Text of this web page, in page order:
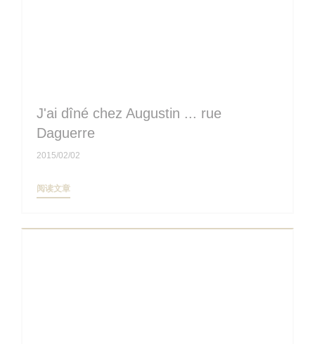
J'ai dîné chez Augustin ... rue
Daguerre
2015/02/02
阅读文章((在新窗口中打开))